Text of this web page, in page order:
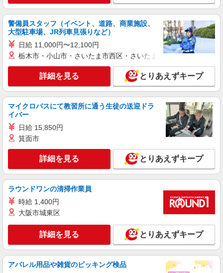
警備員スタッフ（イベント、道路、商業施設、
大型駐車場、JR列車見張りなど）
日給 11,000円〜12,100円
栃木市・小山市・さいたま市西区・さいたま市岩槻区・久喜市・
詳細を見る とりあえずキープ
マイクロバスにて教習所に通う生徒の送迎ドラ
イバー
日給 15,850円
箕面市
詳細を見る とりあえずキープ
ラウンドワンの清掃作業員
時給 1,400円
大阪市城東区
詳細を見る とりあえずキープ
アパレル用品や雑貨のピッキング検品